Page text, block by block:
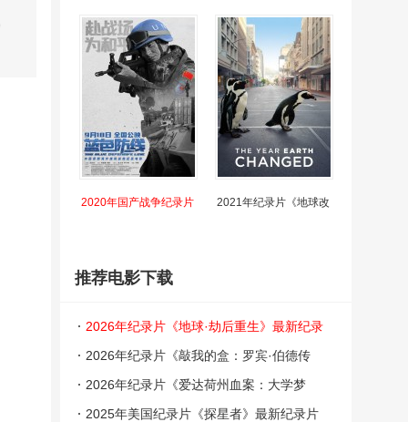
2020年国产战争纪录片 2021年纪录片《地球改
推荐电影下载
2026年纪录片《地球·劫后重生》最新纪录
片下载
2026年纪录片《敲我的盒：罗宾·伯德传
奇》最新纪录片下载
2026年纪录片《爱达荷州血案：大学梦
魇》最新纪录片下载
2025年美国纪录片《探星者》最新纪录片